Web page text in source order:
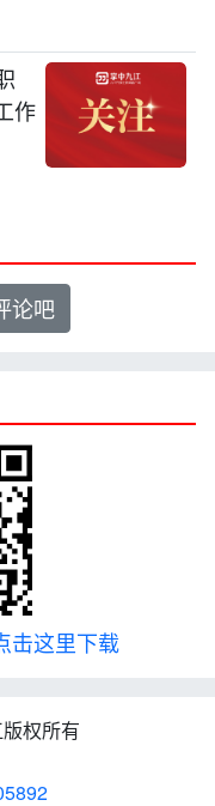
作
论吧
击这里下载
权所有